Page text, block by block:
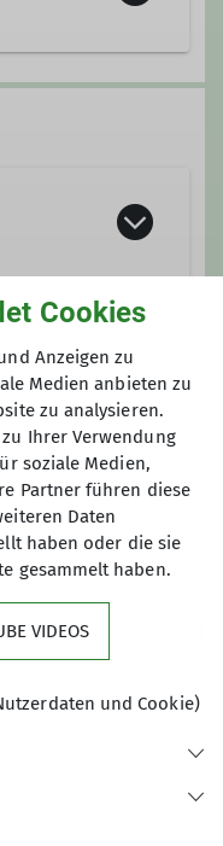
Ortsgruppe
Cookies
Anzeigen zu
Medien anbieten zu
zu analysieren.
Ihrer Verwendung
soziale Medien,
Partner führen diese
Daten
haben oder die sie
gesammelt haben.
VIDEOS
und Cookie)